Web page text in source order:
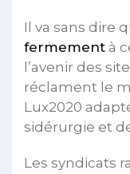
Il va sans dire
fermement à
l’avenir des
réclament le
Lux2020
sidérurgie et
Les syndicats